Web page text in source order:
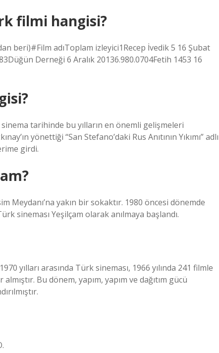
filmi hangisi?
beri)#Film adıToplam izleyici1Recep İvedik 5 16 Şubat
Derneği 6 Aralık 20136.980.0704Fetih 1453 16
tarihinde bu yılların en önemli gelişmeleri
yönettiği “San Stefano’daki Rus Anıtının Yıkımı” adlı
girdi.
Meydanı’na yakın bir sokaktır. 1980 öncesi dönemde
sineması Yeşilçam olarak anılmaya başlandı.
yılları arasında Türk sineması, 1966 yılında 241 filmle
Bu dönem, yapım, yapım ve dağıtım gücü